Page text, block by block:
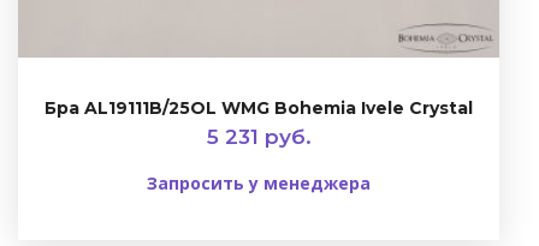
Бра AL19111B/25OL WMG Bohemia Ivele Crystal
5 231 руб.
Запросить у менеджера